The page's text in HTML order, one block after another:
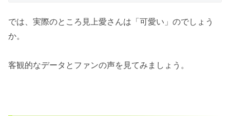
では、実際のところ見上愛さんは「可愛い」のでしょう
か。
客観的なデータとファンの声を見てみましょう。